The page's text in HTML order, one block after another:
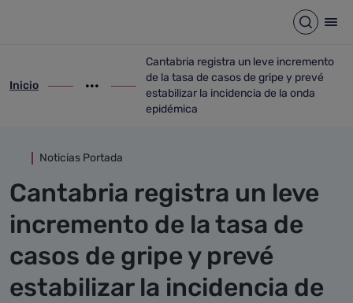
Abrir
ir-a inicio
Inicio
Mostrar opciones del camino de migas
ir-a Cantabria registra un leve
Cantabria registra un leve incremento
de la tasa de casos de gripe y prevé
estabilizar la incidencia de la onda
epidémica
Noticias Portada
Cantabria registra un leve
incremento de la tasa de
casos de gripe y prevé
estabilizar la incidencia de